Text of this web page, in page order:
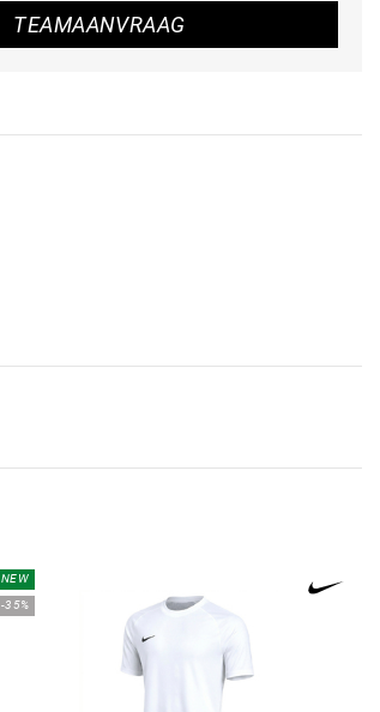
TEAMAANVRAAG
NEW
-35%